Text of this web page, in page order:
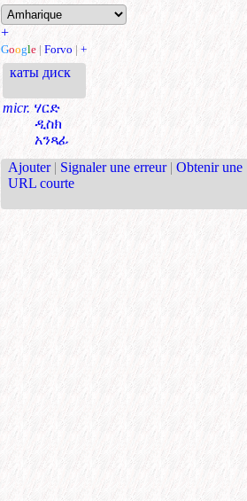
+
Google | Forvo | +
каты диск
micr. ሃርድ
ዲስክ
አንጻፊ
Ajouter | Signaler une erreur | Obtenir une
URL courte